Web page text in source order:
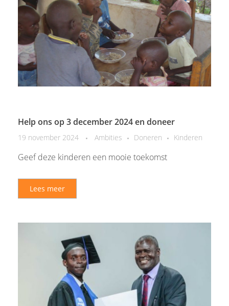
Help ons op 3 december 2024 en doneer
19 november 2024 Ambities Doneren Kinderen
Geef deze kinderen een mooie toekomst
Lees meer